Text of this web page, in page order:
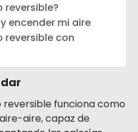
encender mi aire
con
reversible funciona como
aire, capaz de